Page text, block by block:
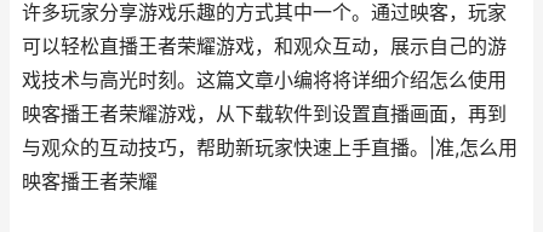
许多玩家分享游戏乐趣的方式其中一个。通过映客，玩家
可以轻松直播王者荣耀游戏，和观众互动，展示自己的游
戏技术与高光时刻。这篇文章小编将将详细介绍怎么使用
映客播王者荣耀游戏，从下载软件到设置直播画面，再到
与观众的互动技巧，帮助新玩家快速上手直播。|准,怎么用
映客播王者荣耀